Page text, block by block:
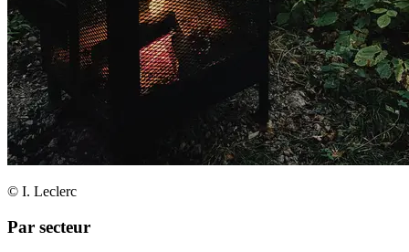
© I. Leclerc
Par secteur